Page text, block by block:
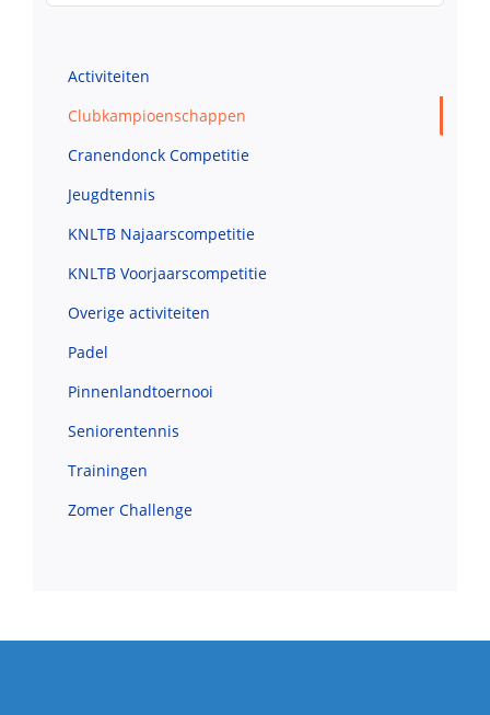
Activiteiten
Clubkampioenschappen
Cranendonck Competitie
Jeugdtennis
KNLTB Najaarscompetitie
KNLTB Voorjaarscompetitie
Overige activiteiten
Padel
Pinnenlandtoernooi
Seniorentennis
Trainingen
Zomer Challenge